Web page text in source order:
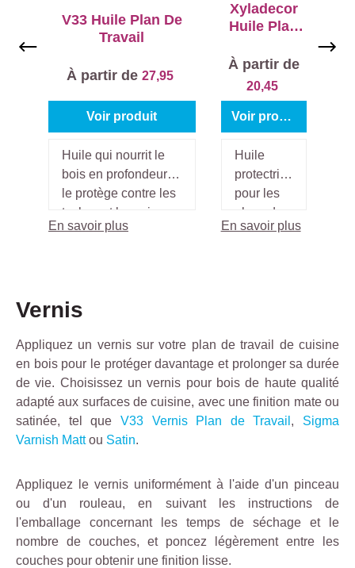
V33 Huile Plan De
Travail
À partir de27,95
Voir produit
Huile qui nourrit le
bois en profondeur et
le protège contre les
taches et la graisse.
En savoir plus
Xyladecor
Huile Plan
À partir de
20,45
Voir produit
Huile
protectrice
pour les
plans de
travail en
En savoir plus
Vernis
Appliquez un vernis sur votre plan de travail de cuisine
en bois pour le protéger davantage et prolonger sa durée
de vie. Choisissez un vernis pour bois de haute qualité
adapté aux surfaces de cuisine, avec une finition mate ou
satinée, tel que V33 Vernis Plan de Travail , Sigma
Varnish Mattou Satin.
Appliquez le vernis uniformément à l'aide d'un pinceau
ou d'un rouleau, en suivant les instructions de
l'emballage concernant les temps de séchage et le
nombre de couches, et poncez légèrement entre les
couches pour obtenir une finition lisse.